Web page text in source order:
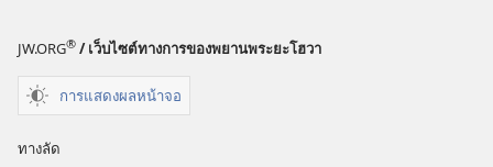
JW.ORG® / เว็บไซต์ทางการของพยานพระยะโฮวา
การแสดงผลหน้าจอ
ทางลัด